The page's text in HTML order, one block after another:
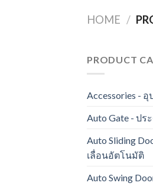
HOME /
PRODUCT
Accessories -
Auto Gate - ป
Auto Sliding
เลื่อนอัตโนมัติ
Auto Swing